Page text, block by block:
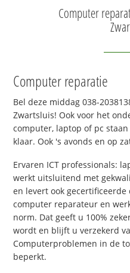
Computer
Computer reparatie
Bel deze middag 038-
Zwartsluis! Ook voor het
computer, laptop of pc
klaar. Ook 's avonds en op
Ervaren ICT professionals:
werkt uitsluitend met
en levert ook
computer reparateur en
norm. Dat geeft u 100%
wordt en blijft u verzekerd
Computerproblemen in de
beperkt.